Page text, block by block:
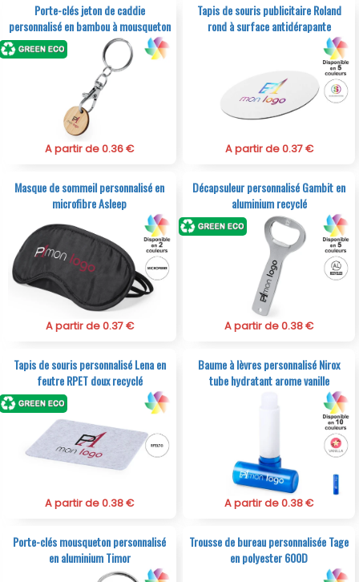
Porte-clés jeton de caddie
personnalisé en bambou à mousqueton
A partir de 0.36 €
Tapis de souris publicitaire Roland
rond à surface antidérapante
A partir de 0.37 €
Masque de sommeil personnalisé en
microfibre Asleep
A partir de 0.37 €
Décapsuleur personnalisé Gambit en
aluminium recyclé
A partir de 0.38 €
Tapis de souris personnalisé Lena en
feutre RPET doux recyclé
A partir de 0.38 €
Baume à lèvres personnalisé Nirox
tube hydratant arome vanille
A partir de 0.38 €
Porte-clés mousqueton personnalisé
en aluminium Timor
Trousse de bureau personnalisée Tage
en polyester 600D